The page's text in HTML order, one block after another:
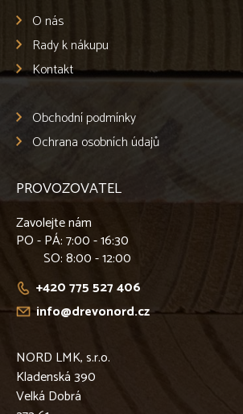
O nás
Rady k nákupu
Kontakt
Obchodní podmínky
Ochrana osobních údajů
PROVOZOVATEL
Zavolejte nám
PO - PÁ: 7:00 - 16:30
SO: 8:00 - 12:00
+420 775 527 406
info@drevonord.cz
NORD LMK, s.r.o.
Kladenská 390
Velká Dobrá